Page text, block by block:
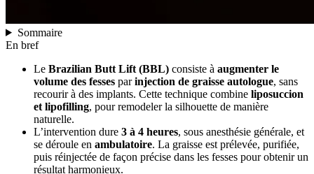
Sommaire
En bref
Le Brazilian Butt Lift (BBL) consiste à augmenter le
volume des fesses parinjection de graisse autologue, sans
recourir à des implants. Cette technique combine liposuccion
et lipofilling, pour remodeler la silhouette de manière
naturelle.
L’intervention dure 3 à 4 heures, sous anesthésie générale, et
se déroule en ambulatoire. La graisse est prélevée, purifiée,
puis réinjectée de façon précise dans les fesses pour obtenir un
résultat harmonieux.